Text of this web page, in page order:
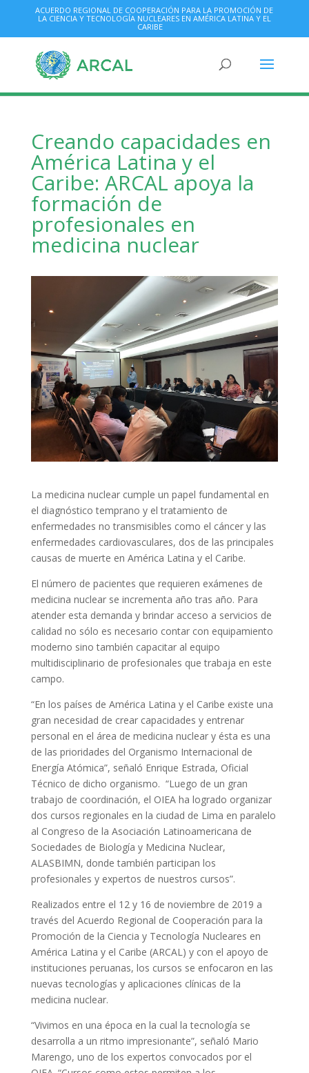
ACUERDO REGIONAL DE COOPERACIÓN PARA LA PROMOCIÓN DE
LA CIENCIA Y TECNOLOGÍA NUCLEARES EN AMÉRICA LATINA Y EL
CARIBE
Creando capacidades en
América Latina y el
Caribe: ARCAL apoya la
formación de
profesionales en
medicina nuclear
La medicina nuclear cumple un papel fundamental en
el diagnóstico temprano y el tratamiento de
enfermedades no transmisibles como el cáncer y las
enfermedades cardiovasculares, dos de las principales
causas de muerte en América Latina y el Caribe.
El número de pacientes que requieren exámenes de
medicina nuclear se incrementa año tras año. Para
atender esta demanda y brindar acceso a servicios de
calidad no sólo es necesario contar con equipamiento
moderno sino también capacitar al equipo
multidisciplinario de profesionales que trabaja en este
campo.
“En los países de América Latina y el Caribe existe una
gran necesidad de crear capacidades y entrenar
personal en el área de medicina nuclear y ésta es una
de las prioridades del Organismo Internacional de
Energía Atómica”, señaló Enrique Estrada, Oficial
Técnico de dicho organismo. “Luego de un gran
trabajo de coordinación, el OIEA ha logrado organizar
dos cursos regionales en la ciudad de Lima en paralelo
al Congreso de la Asociación Latinoamericana de
Sociedades de Biología y Medicina Nuclear,
ALASBIMN, donde también participan los
profesionales y expertos de nuestros cursos”.
Realizados entre el 12 y 16 de noviembre de 2019 a
través del Acuerdo Regional de Cooperación para la
Promoción de la Ciencia y Tecnología Nucleares en
América Latina y el Caribe (ARCAL) y con el apoyo de
instituciones peruanas, los cursos se enfocaron en las
nuevas tecnologías y aplicaciones clínicas de la
medicina nuclear.
“Vivimos en una época en la cual la tecnología se
desarrolla a un ritmo impresionante”, señaló Mario
Marengo, uno de los expertos convocados por el